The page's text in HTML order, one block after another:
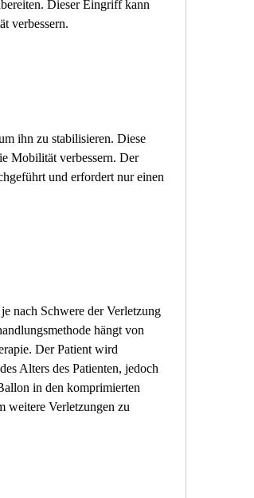
Dieser Eingriff kann
verbessern.
ihn zu stabilisieren. Diese
Mobilität verbessern. Der
und erfordert nur einen
nach Schwere der Verletzung
hängt von
Der Patient wird
Alters des Patienten, jedoch
in den komprimierten
weitere Verletzungen zu